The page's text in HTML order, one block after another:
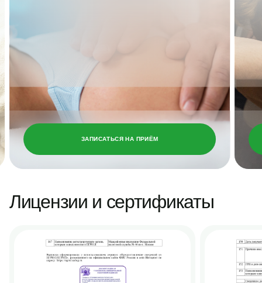
ЗАПИСАТЬСЯ НА ПРИЁМ
Лицензии и сертификаты